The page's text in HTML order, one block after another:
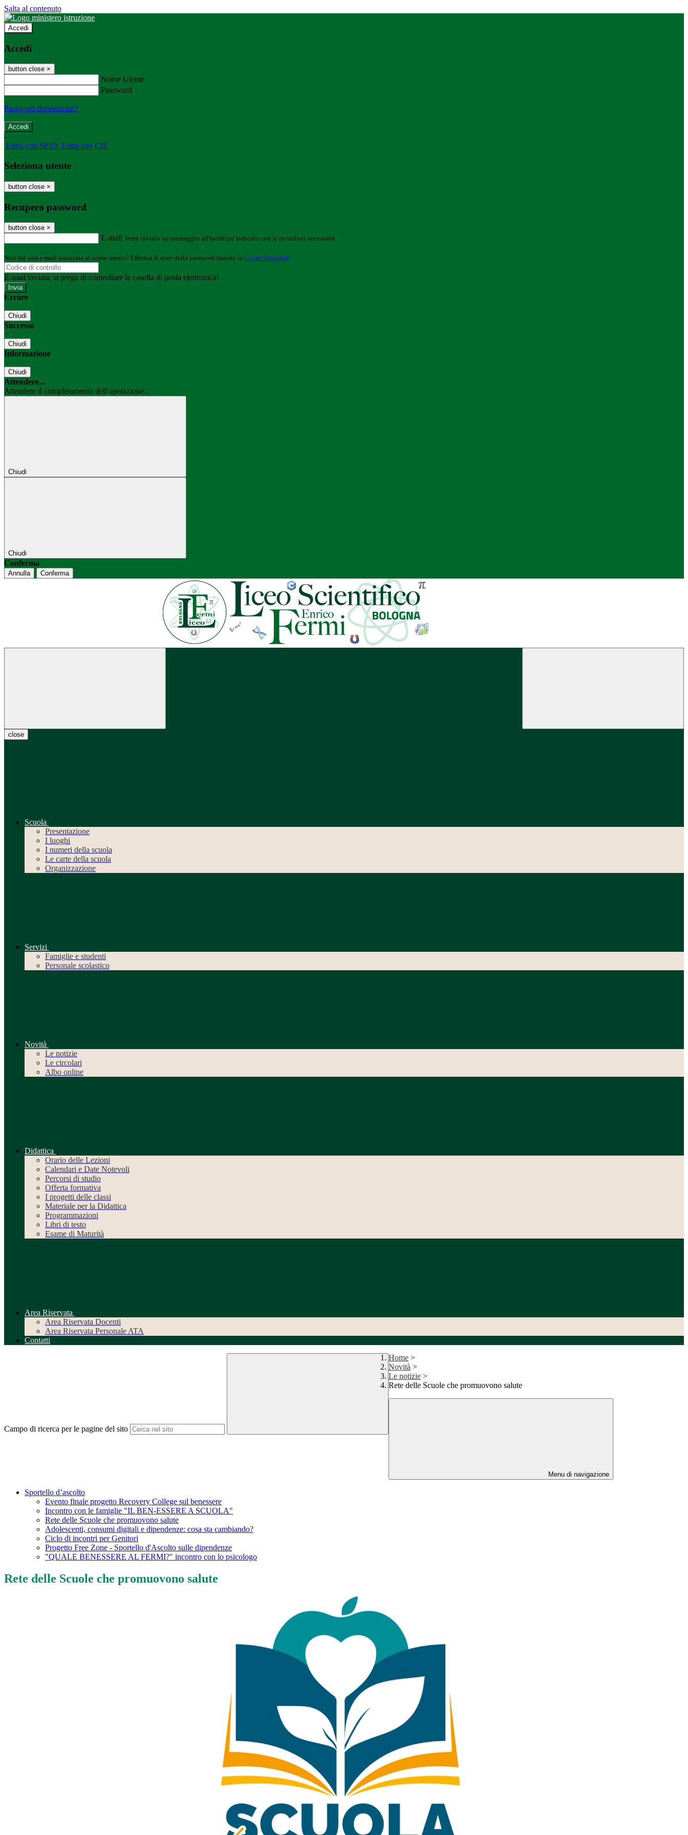
Salta al contenuto
Accedi
Accedi
button close ×
Nome Utente
Password
Password dimenticata?
-
Entra con SPID Entra con CIE
Seleziona utente
button close ×
Recupero password
button close ×
E-mail Verrà inviato un messaggio all'indirizzo indicato con le istruzioni necessarie.
Non hai una e-mail associata al nome utente? Effettua il reset della password tramite la Login Spaggiari
E-mail inviata, si prega di controllare la casella di posta elettronica!
Errore
Chiudi
Successo
Chiudi
Informazione
Chiudi
Attendere...
Attendere il completamento dell'operazione...
Chiudi
Chiudi
Conferma
Annulla Conferma
close
Scuola
Presentazione
I luoghi
I numeri della scuola
Le carte della scuola
Organizzazione
Servizi
Famiglie e studenti
Personale scolastico
Novità
Le notizie
Le circolari
Albo online
Didattica
Orario delle Lezioni
Calendari e Date Notevoli
Percorsi di studio
Offerta formativa
I progetti delle classi
Materiale per la Didattica
Programmazioni
Libri di testo
Esame di Maturità
Area Riservata
Area Riservata Docenti
Area Riservata Personale ATA
Contatti
Campo di ricerca per le pagine del sito
Home >
Novità >
Le notizie >
Rete delle Scuole che promuovono salute
Menu di navigazione
Sportello d’ascolto
Evento finale progetto Recovery College sul benessere
Incontro con le famiglie "IL BEN-ESSERE A SCUOLA"
Rete delle Scuole che promuovono salute
Adolescenti, consumi digitali e dipendenze: cosa sta cambiando?
Ciclo di incontri per Genitori
Progetto Free Zone - Sportello d'Ascolto sulle dipendenze
"QUALE BENESSERE AL FERMI?" incontro con lo psicologo
Rete delle Scuole che promuovono salute